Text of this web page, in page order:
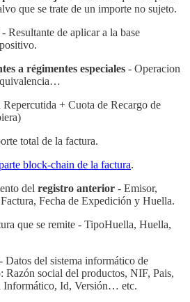
que se trate de un importe no sujeto.
- Resultante de aplicar a la base
a régimentes especiales - Operacion
Repercutida + Cuota de Recargo de
total de la factura.
block-chain de la factura.
del registro anterior - Emisor,
Fecha de Expedición y Huella.
que se remite - TipoHuella, Huella,
Datos del sistema informático de
Razón social del productos, NIF, Pais,
Informático, Id, Versión… etc.